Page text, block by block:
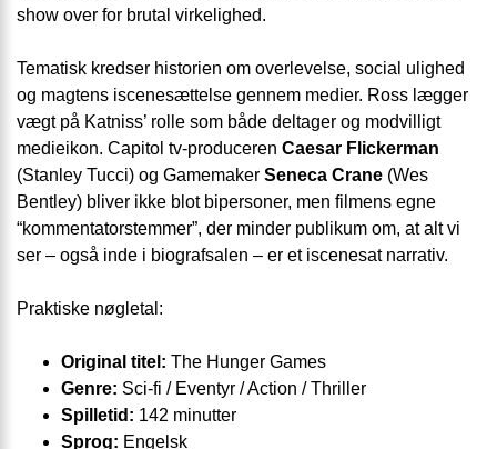
show over for brutal virkelighed.
Tematisk kredser historien om overlevelse, social ulighed
og magtens iscenesættelse gennem medier. Ross lægger
vægt på Katniss’ rolle som både deltager og modvilligt
medie­ikon. Capitol tv-produceren Caesar Flickerman
(Stanley Tucci) og Gamemaker Seneca Crane (Wes
Bentley) bliver ikke blot bipersoner, men filmens egne
“kommentator­stemmer”, der minder publikum om, at alt vi
ser – også inde i biografsalen – er et iscenesat narrativ.
Praktiske nøgletal:
Original titel: The Hunger Games
Genre: Sci-fi / Eventyr / Action / Thriller
Spilletid: 142 minutter
Sprog: Engelsk